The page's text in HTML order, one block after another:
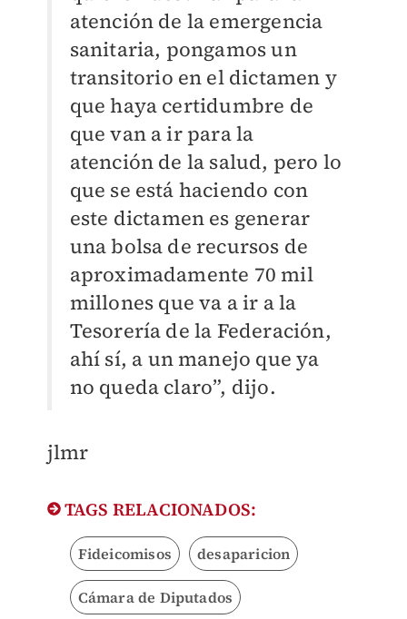
atención de la emergencia
sanitaria, pongamos un
transitorio en el dictamen y
que haya certidumbre de
que van a ir para la
atención de la salud, pero lo
que se está haciendo con
este dictamen es generar
una bolsa de recursos de
aproximadamente 70 mil
millones que va a ir a la
Tesorería de la Federación,
ahí sí, a un manejo que ya
no queda claro”, dijo.
jlmr
TAGS RELACIONADOS:
Fideicomisos desaparicion
Cámara de Diputados